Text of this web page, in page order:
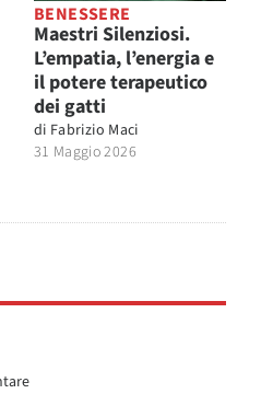
BENESSERE
Maestri Silenziosi.
L’empatia, l’energia e
il potere terapeutico
dei gatti
di Fabrizio Maci
31 Maggio 2026